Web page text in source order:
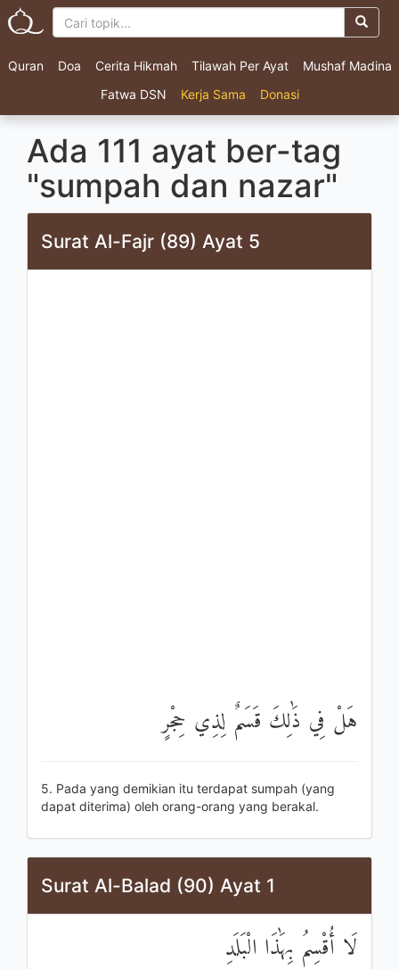
Quran Doa Cerita Hikmah Tilawah Per Ayat
Mushaf Madina
Fatwa DSN
Kerja Sama Donasi
Ada 111 ayat ber-tag
"sumpah dan nazar"
Surat Al-Fajr (89) Ayat 5
هَلْ فِي ذَٰلِكَ قَسَمٌ لِذِي حِجْرٍ
5. Pada yang demikian itu terdapat sumpah (yang
dapat diterima) oleh orang-orang yang berakal.
Surat Al-Balad (90) Ayat 1
لَا أُقْسِمُ بِهَٰذَا الْبَلَدِ